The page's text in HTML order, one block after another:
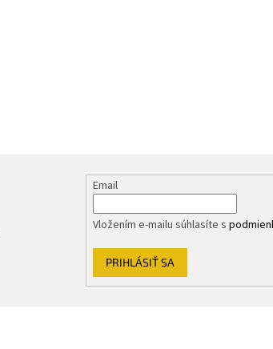
Email
Vložením e-mailu súhlasíte s
PRIHLÁSIŤ SA